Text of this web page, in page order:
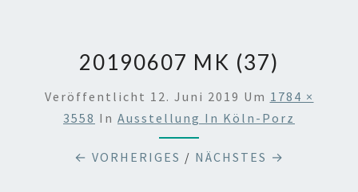
20190607 MK (37)
Veröffentlicht 12. Juni 2019 Um 1784 ×
3558 In Ausstellung In Köln-Porz
← VORHERIGES / NÄCHSTES →